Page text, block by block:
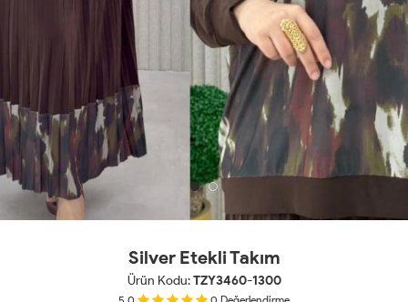
Silver Etekli Takım
Ürün Kodu:TZY3460-1300